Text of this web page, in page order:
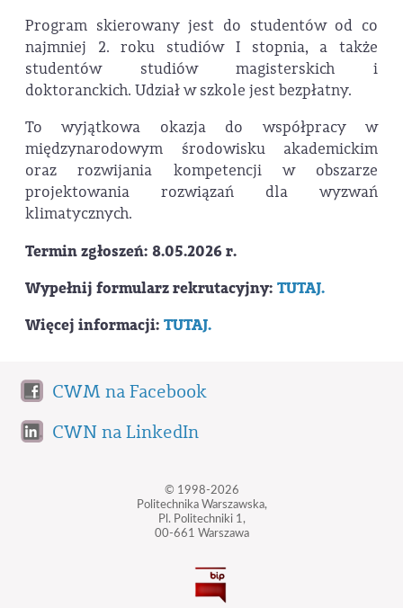
Program skierowany jest do studentów od co
najmniej 2. roku studiów I stopnia, a także
studentów studiów magisterskich i
doktoranckich. Udział w szkole jest bezpłatny.
To wyjątkowa okazja do współpracy w
międzynarodowym środowisku akademickim
oraz rozwijania kompetencji w obszarze
projektowania rozwiązań dla wyzwań
klimatycznych.
Termin zgłoszeń: 8.05.2026 r.
Wypełnij formularz rekrutacyjny: TUTAJ.
Więcej informacji: TUTAJ.
CWM na Facebook
CWN na LinkedIn
© 1998-2026
Politechnika Warszawska,
Pl. Politechniki 1,
00-661 Warszawa